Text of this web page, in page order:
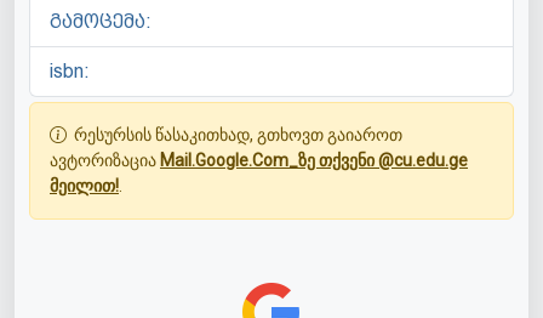
გამოცემა:
isbn:
რესურსის წასაკითხად, გთხოვთ გაიაროთ
ავტორიზაცია Mail.Google.Com_ზე თქვენი @cu.edu.ge
მეილით!